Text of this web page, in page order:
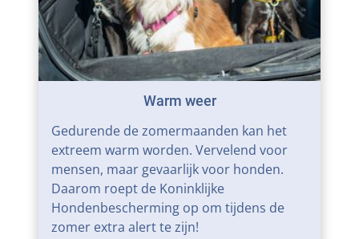
Warm weer
Gedurende de zomermaanden kan het
extreem warm worden. Vervelend voor
mensen, maar gevaarlijk voor honden.
Daarom roept de Koninklijke
Hondenbescherming op om tijdens de
zomer extra alert te zijn!